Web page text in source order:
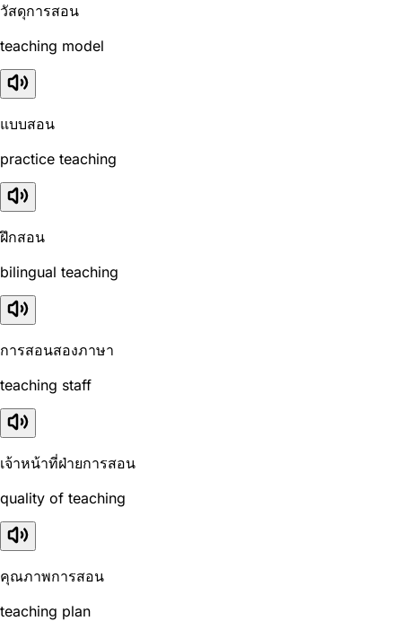
วัสดุการสอน
teaching model
แบบสอน
practice teaching
ฝึกสอน
bilingual teaching
การสอนสองภาษา
teaching staff
เจ้าหน้าที่ฝ่ายการสอน
quality of teaching
คุณภาพการสอน
teaching plan